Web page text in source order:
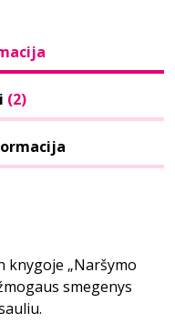
(2)
knygoje „Naršymo
smegenys